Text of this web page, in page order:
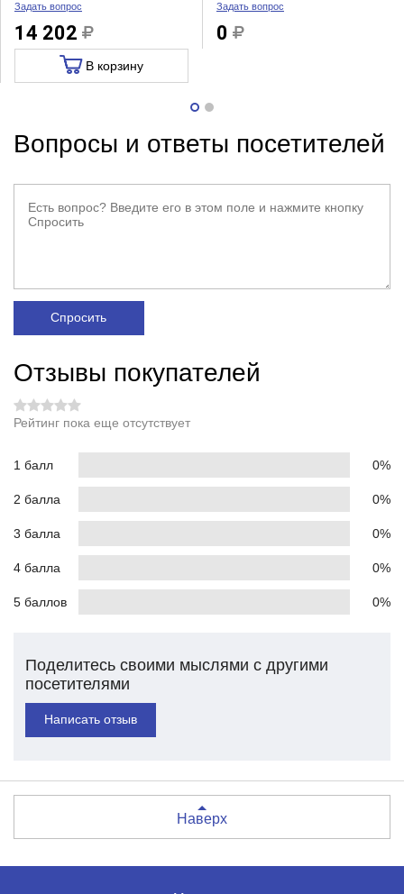
Задать вопрос
14 202
В корзину
Задать вопрос
0
Вопросы и ответы посетителей
Спросить
Отзывы покупателей
Рейтинг пока еще отсутствует
1 балл 0%
2 балла 0%
3 балла 0%
4 балла 0%
5 баллов 0%
Поделитесь своими мыслями с другими
посетителями
Написать отзыв
Наверх